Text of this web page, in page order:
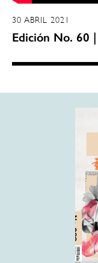
30 ABRIL 2021
Edición No. 60